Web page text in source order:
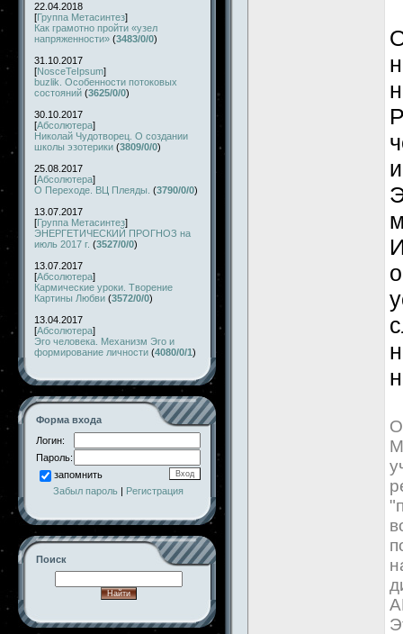
22.04.2018
[Группа Метасинтез]
Как грамотно пройти «узел
напряженности» (3483/0/0)
31.10.2017
[NosceTeIpsum]
buzlik. Особенности потоковых
состояний (3625/0/0)
30.10.2017
[Абсолютера]
Николай Чудотворец. О создании
школы эзотерики (3809/0/0)
25.08.2017
[Абсолютера]
О Переходе. ВЦ Плеяды. (3790/0/0)
13.07.2017
[Группа Метасинтез]
ЭНЕРГЕТИЧЕСКИЙ ПРОГНОЗ на
июль 2017 г. (3527/0/0)
13.07.2017
[Абсолютера]
Кармические уроки. Творение
Картины Любви (3572/0/0)
13.04.2017
[Абсолютера]
Эго человека. Механизм Эго и
формирование личности (4080/0/1)
Форма входа
Логин:
Пароль:
запомнить
Забыл пароль | Регистрация
Поиск